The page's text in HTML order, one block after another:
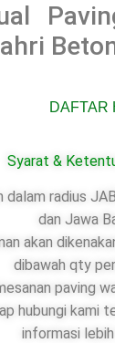
Syarat &
dalam radius
dan Jawa
akan
dibawah qty
paving
hubungi kami
informasi lebih